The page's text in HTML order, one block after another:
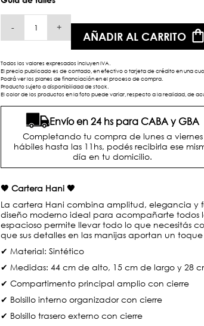
- +
AÑADIR AL CARRITO
Todos los valores expresados incluyen IVA.
El precio publicado es de contado, en efectivo o tarjeta de crédito en una
Podrá ver los planes de financiación en el proceso de compra.
Producto sujeto a disponibilidad de stock.
El color de los productos en la foto puede variar, respecto a la realidad, de
Envío en 24 hs para CABA y GBA
Completando tu compra de lunes a viernes
hábiles hasta las 11hs, podés recibirla ese
día en tu domicilio.
🖤 Cartera Hani 🖤
La cartera Hani combina amplitud, elegancia y
diseño moderno ideal para acompañarte todos
espacioso permite llevar todo lo que necesitás
que sus detalles en las manijas aportan un
✔ Material: Sintético
✔ Medidas: 44 cm de alto, 15 cm de largo y 28
✔ Compartimento principal amplio con cierre
✔ Bolsillo interno organizador con cierre
✔ Bolsillo trasero externo con cierre